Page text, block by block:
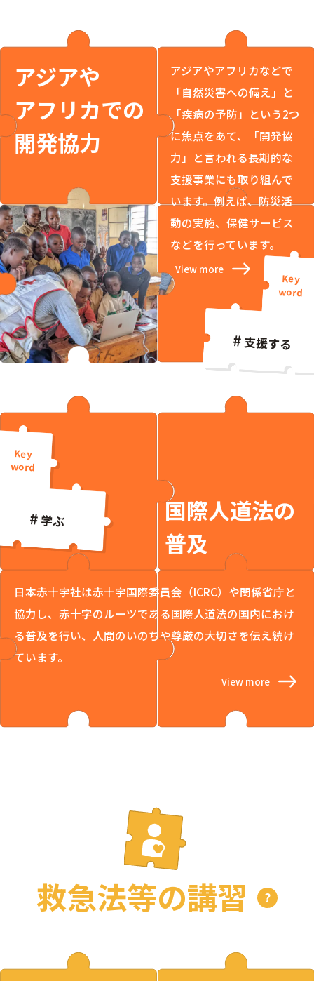
アジアや
アフリカでの
開発協力
アジアやアフリカなどで
「自然災害への備え」と
「疾病の予防」という2つ
に焦点をあて、「開発協
力」と言われる長期的な
支援事業にも取り組んで
います。例えば、防災活
動の実施、保健サービス
などを行っています。
View more
支援する
国際人道法の
普及
日本赤十字社は赤十字国際委員会（ICRC）や関係省庁と
協力し、赤十字のルーツである国際人道法の国内におけ
る普及を行い、人間のいのちや尊厳の大切さを伝え続け
ています。
View more
学ぶ
救急法等の講習 ?